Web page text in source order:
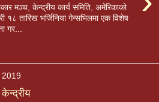
मञ्च, केन्द्रीय कार्य समिति, अमेरिकाको
१८ तारिख भर्जिनिया गेन्सभिलमा एक विशेष
गर...